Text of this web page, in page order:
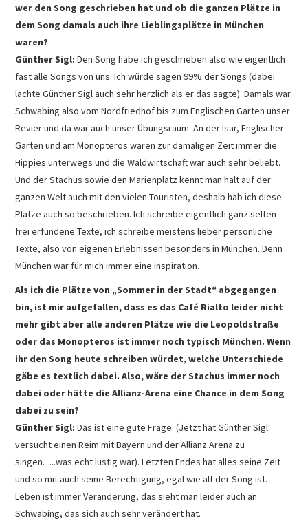
wer den Song geschrieben hat und ob die ganzen Plätze in
dem Song damals auch ihre Lieblingsplätze in München
waren?
Günther Sigl: Den Song habe ich geschrieben also wie eigentlich
fast alle Songs von uns. Ich würde sagen 99% der Songs (dabei
lachte Günther Sigl auch sehr herzlich als er das sagte). Damals war
Schwabing also vom Nordfriedhof bis zum Englischen Garten unser
Revier und da war auch unser Übungsraum. An der Isar, Englischer
Garten und am Monopteros waren zur damaligen Zeit immer die
Hippies unterwegs und die Waldwirtschaft war auch sehr beliebt.
Und der Stachus sowie den Marienplatz kennt man halt auf der
ganzen Welt auch mit den vielen Touristen, deshalb hab ich diese
Plätze auch so beschrieben. Ich schreibe eigentlich ganz selten
frei erfundene Texte, ich schreibe meistens lieber persönliche
Texte, also von eigenen Erlebnissen besonders in München. Denn
München war für mich immer eine Inspiration.
Als ich die Plätze von „Sommer in der Stadt“ abgegangen
bin, ist mir aufgefallen, dass es das Café Rialto leider nicht
mehr gibt aber alle anderen Plätze wie die Leopoldstraße
oder das Monopteros ist immer noch typisch München. Wenn
ihr den Song heute schreiben würdet, welche Unterschiede
gäbe es textlich dabei. Also, wäre der Stachus immer noch
dabei oder hätte die Allianz-Arena eine Chance in dem Song
dabei zu sein?
Günther Sigl: Das ist eine gute Frage. (Jetzt hat Günther Sigl
versucht einen Reim mit Bayern und der Allianz Arena zu
singen…..was echt lustig war). Letzten Endes hat alles seine Zeit
und so mit auch seine Berechtigung, egal wie alt der Song ist.
Leben ist immer Veränderung, das sieht man leider auch an
Schwabing, das sich auch sehr verändert hat.